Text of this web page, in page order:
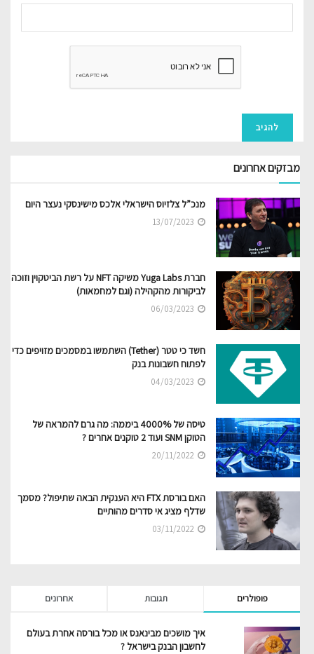
מבזקים אחרונים
מנכ”ל צלזיוס הישראלי אלכס מישינסקי נעצר היום
חברת Yuga Labs משיקה NFT על רשת הביטקוין וזוכה
לביקורות מהקהילה (וגם למחמאות)
חשד כי טטר (Tether) השתמשו במסמכים מזויפים כדי
לפתוח חשבונות בנק
טיסה של 4000% ביממה: מה גרם להמראה של
הטוקן SNM ועוד 2 טוקנים אחרים ?
האם בורסת FTX היא הענקית הבאה שתיפול? מסמך
שדלף מציג אי סדרים מהותיים
פופולרים תגובות אחרונים
איך מושכים מבינאנס או מכל בורסה אחרת בעולם
לחשבון הבנק בישראל ?